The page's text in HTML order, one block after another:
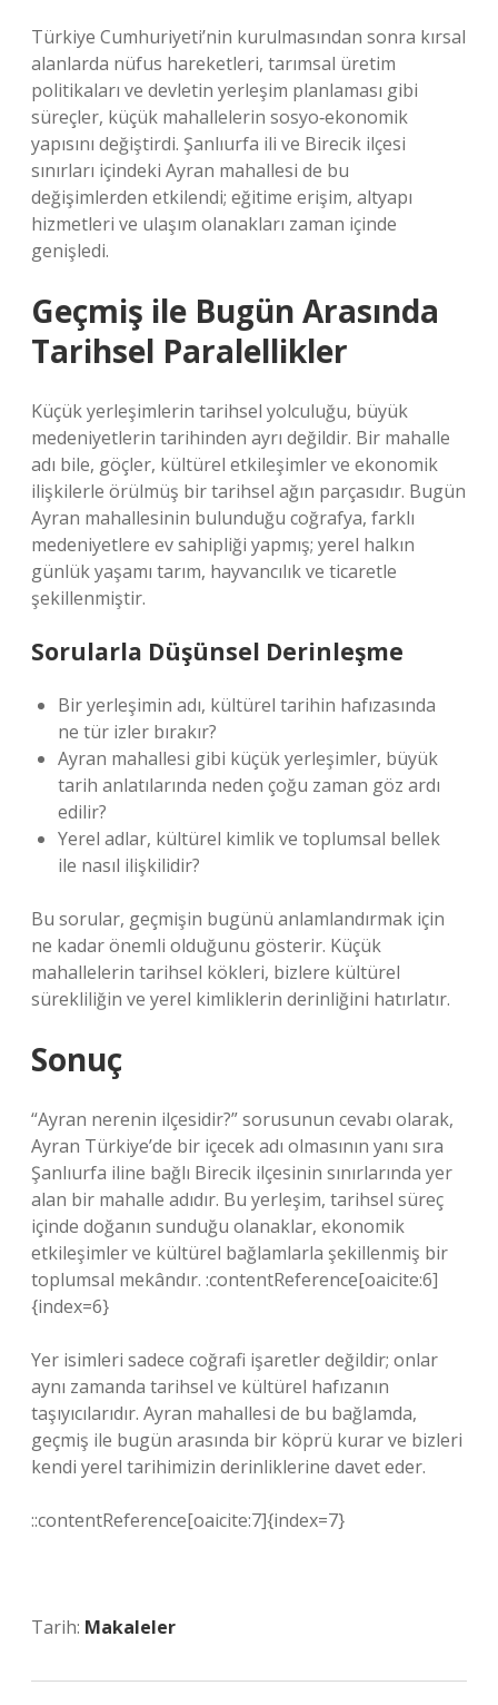
Türkiye Cumhuriyeti’nin kurulmasından sonra kırsal
alanlarda nüfus hareketleri, tarımsal üretim
politikaları ve devletin yerleşim planlaması gibi
süreçler, küçük mahallelerin sosyo‑ekonomik
yapısını değiştirdi. Şanlıurfa ili ve Birecik ilçesi
sınırları içindeki Ayran mahallesi de bu
değişimlerden etkilendi; eğitime erişim, altyapı
hizmetleri ve ulaşım olanakları zaman içinde
genişledi.
Geçmiş ile Bugün Arasında
Tarihsel Paralellikler
Küçük yerleşimlerin tarihsel yolculuğu, büyük
medeniyetlerin tarihinden ayrı değildir. Bir mahalle
adı bile, göçler, kültürel etkileşimler ve ekonomik
ilişkilerle örülmüş bir tarihsel ağın parçasıdır. Bugün
Ayran mahallesinin bulunduğu coğrafya, farklı
medeniyetlere ev sahipliği yapmış; yerel halkın
günlük yaşamı tarım, hayvancılık ve ticaretle
şekillenmiştir.
Sorularla Düşünsel Derinleşme
Bir yerleşimin adı, kültürel tarihin hafızasında
ne tür izler bırakır?
Ayran mahallesi gibi küçük yerleşimler, büyük
tarih anlatılarında neden çoğu zaman göz ardı
edilir?
Yerel adlar, kültürel kimlik ve toplumsal bellek
ile nasıl ilişkilidir?
Bu sorular, geçmişin bugünü anlamlandırmak için
ne kadar önemli olduğunu gösterir. Küçük
mahallelerin tarihsel kökleri, bizlere kültürel
sürekliliğin ve yerel kimliklerin derinliğini hatırlatır.
Sonuç
“Ayran nerenin ilçesidir?” sorusunun cevabı olarak,
Ayran Türkiye’de bir içecek adı olmasının yanı sıra
Şanlıurfa iline bağlı Birecik ilçesinin sınırlarında yer
alan bir mahalle adıdır. Bu yerleşim, tarihsel süreç
içinde doğanın sunduğu olanaklar, ekonomik
etkileşimler ve kültürel bağlamlarla şekillenmiş bir
toplumsal mekândır. :contentReference[oaicite:6]
{index=6}
Yer isimleri sadece coğrafi işaretler değildir; onlar
aynı zamanda tarihsel ve kültürel hafızanın
taşıyıcılarıdır. Ayran mahallesi de bu bağlamda,
geçmiş ile bugün arasında bir köprü kurar ve bizleri
kendi yerel tarihimizin derinliklerine davet eder.
::contentReference[oaicite:7]{index=7}
Tarih: Makaleler